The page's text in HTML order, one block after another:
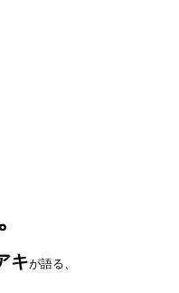
キが語る、